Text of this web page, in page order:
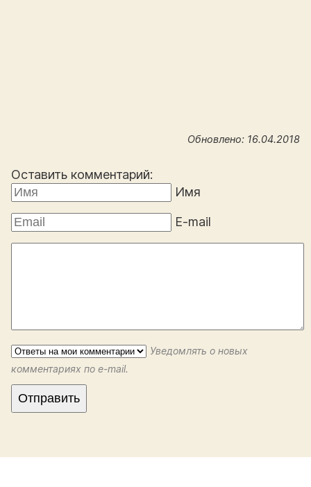
Обновлено: 16.04.2018
Оставить комментарий:
Имя
E-mail
Уведомлять о новых
комментариях по e-mail.